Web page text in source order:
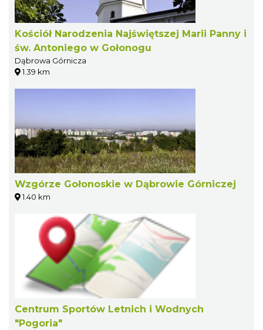
Kościół Narodzenia Najświętszej Marii Panny i
św. Antoniego w Gołonogu
Dąbrowa Górnicza
1.39 km
Wzgórze Gołonoskie w Dąbrowie Górniczej
1.40 km
Centrum Sportów Letnich i Wodnych
"Pogoria"